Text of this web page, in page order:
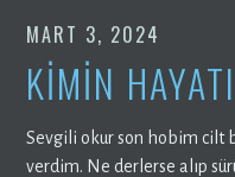
MART 3, 2024
KİMİN HAYATI
Sevgili okur son hobim cilt
verdim. Ne derlerse alıp